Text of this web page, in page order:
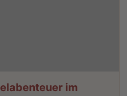
im